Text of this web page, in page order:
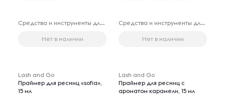
Средства и инструменты для наращивания ресниц
Нет в наличии
Средства и инструменты для наращивания ресниц
Нет в наличии
Lash and Go
Праймер для ресниц «sofia»,
15 мл
Lash and Go
Праймер для ресниц с
ароматом карамели, 15 мл